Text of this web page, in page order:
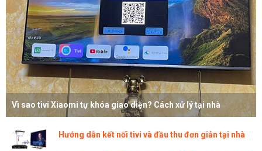
Vì sao tivi Xiaomi tự khóa giao diện? Cách xử lý tại nhà
Hướng dẫn kết nối tivi và đầu thu đơn giản tại nhà